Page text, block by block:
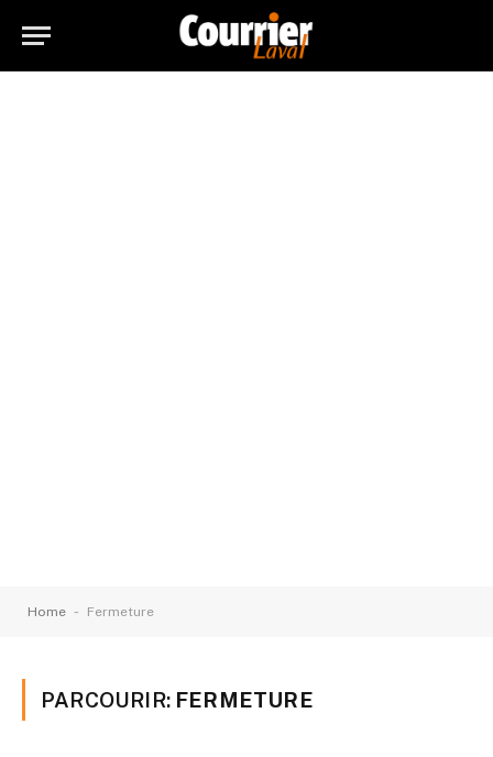
Home - Fermeture
PARCOURIR: FERMETURE